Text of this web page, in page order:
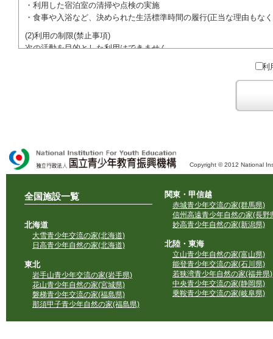
・利用した宿泊室の清掃や点検の実施
・食事や入浴など、決められた生活標準時間の履行(正当な理由も
(2)利用の制限(禁止事項)
次の活動を目的とした利用はできません。
●特定の政党を支持、またはこれに反対するための政治教育その他の
●特定の宗教を支持、またはこれに反対するための宗教教育その他
域での勧誘活動を行ったり、自らの団体の活動をアピールする活動等)
利
Copyright © 2012 National
全国施設一覧
北海道
大雪青少年交流の家(北海道)
日高青少年自然の家(北海道)
東北
岩手山青少年交流の家(岩手県)
花山青少年自然の家(宮城県)
磐梯青少年交流の家(福島県)
那須甲子青少年自然の家(福島県)
関東・甲信越
赤城青少年交流の家(群馬県)
信州高遠青少年自然の家(長野
妙高青少年自然の家(新潟県)
北陸・東海
立山青少年自然の家(富山県)
能登青少年交流の家(石川県)
若狭湾青少年自然の家(福井県)
中央青少年交流の家(静岡県)
乗鞍青少年交流の家(岐阜県)